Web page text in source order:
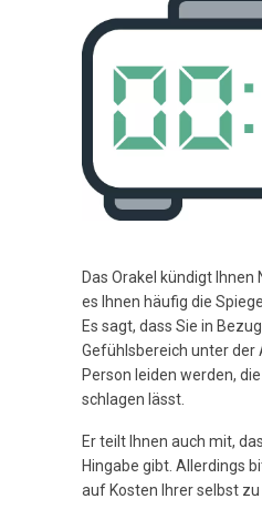
Das Orakel kündigt
es Ihnen häufig die
Es sagt, dass Sie in
Gefühlsbereich unter der
Person leiden werden,
schlagen lässt.
Er teilt Ihnen auch mit,
Hingabe gibt. Allerdings
auf Kosten Ihrer selbst